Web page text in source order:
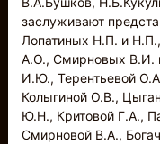
заслуживают
Лопатиных Н.П. и
А.О., Смирновых В.И.
И.Ю., Терентьевой
Колыгиной О.В.,
Ю.Н., Критовой Г.А.,
Смирновой В.А.,